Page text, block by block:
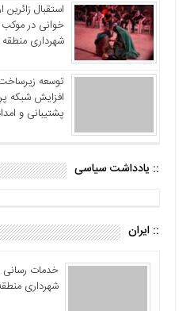
استقبال زائرین
خوانی در
شهرداری
توسعه
افزایش شبکه
پشتیبانی و
:: یادداشت سیاسی
:: ایران
خدمات رسانی
شهرداری منطقه ۴ در مسیر